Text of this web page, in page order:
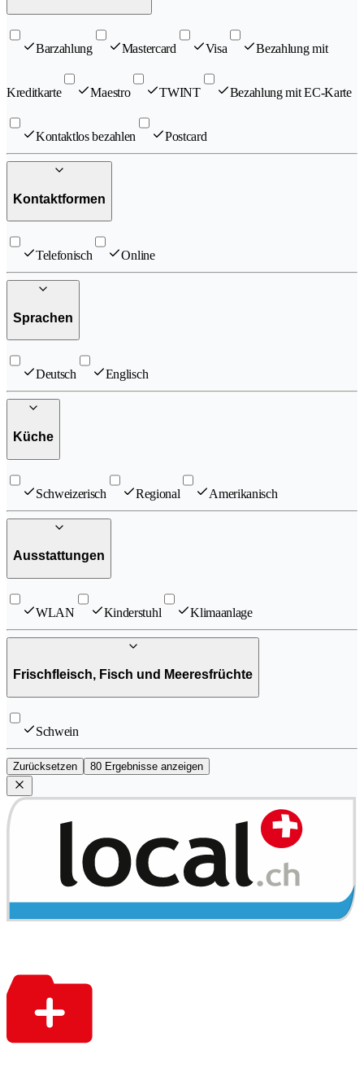
Barzahlung Mastercard Visa Bezahlung mit
Kreditkarte Maestro TWINT Bezahlung mit EC-Karte
Kontaktlos bezahlen Postcard
Kontaktformen
Telefonisch Online
Sprachen
Deutsch Englisch
Küche
Schweizerisch Regional Amerikanisch
Ausstattungen
WLAN Kinderstuhl Klimaanlage
Frischfleisch, Fisch und Meeresfrüchte
Schwein
Zurücksetzen 80 Ergebnisse anzeigen